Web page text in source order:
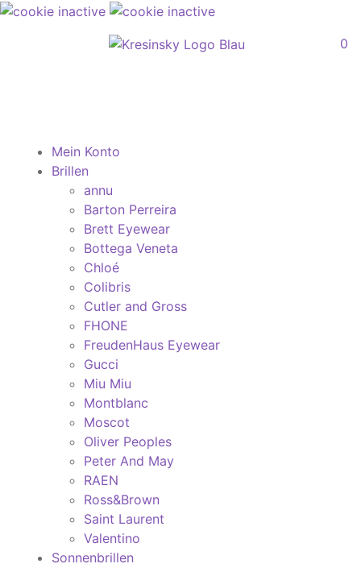
0
Mein Konto
Brillen
annu
Barton Perreira
Brett Eyewear
Bottega Veneta
Chloé
Colibris
Cutler and Gross
FHONE
FreudenHaus Eyewear
Gucci
Miu Miu
Montblanc
Moscot
Oliver Peoples
Peter And May
RAEN
Ross&Brown
Saint Laurent
Valentino
Sonnenbrillen